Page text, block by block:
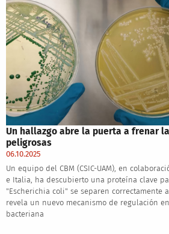
Un hallazgo abre la puerta a frenar
peligrosas
06.10.2025
Un equipo del CBM (CSIC-UAM), en
e Italia, ha descubierto una proteína clave
"Escherichia coli" se separen correctamente
revela un nuevo mecanismo de regulación
bacteriana